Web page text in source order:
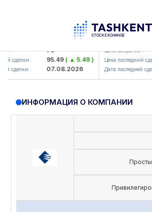
: 79
сделки : 95.49( ▲ 5.49 )
сделки : 07.08.2026
UZMK
Цена закрытия :
Цена последний
Дата последней
ИНФОРМАЦИЯ О КОМПАНИИ